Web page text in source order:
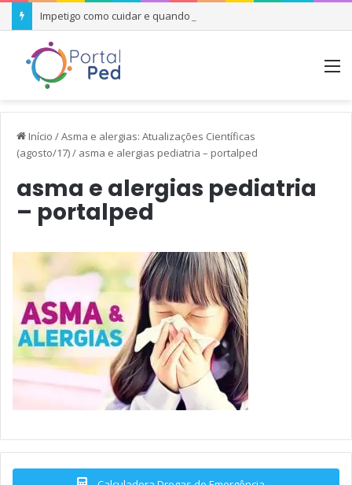
Impetigo como cuidar e quando se preocupar
Início /Asma e alergias: Atualizações Científicas
(agosto/17)/ asma e alergias pediatria – portalped
asma e alergias pediatria
– portalped